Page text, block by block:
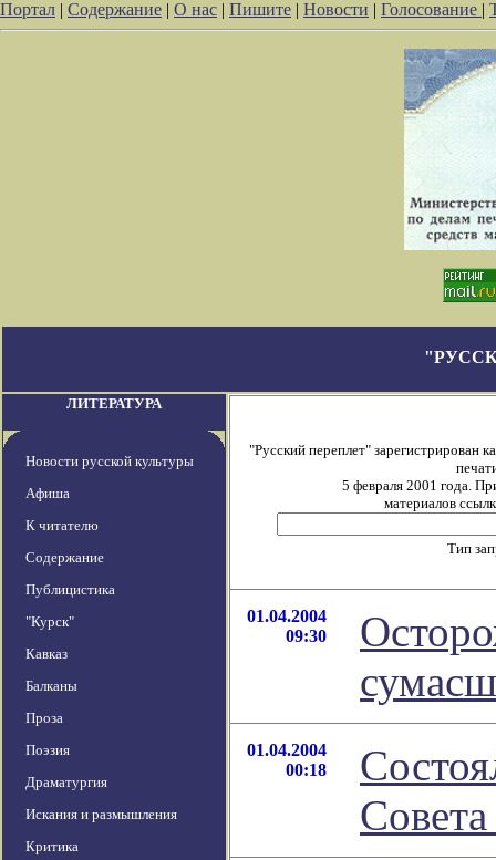
Портал | Содержание | О нас | Пишите | Новости | Голосование |
ЛИТЕРАТУРА
Новости русской культуры
Афиша
К читателю
Содержание
Публицистика
"Курск"
Кавказ
Балканы
Проза
Поэзия
Драматургия
Искания и размышления
Критика
"Русский переплет" зарегистрирован
5 февраля 2001 года.
материалов
Тип
01.04.2004
09:30
01.04.2004
00:18